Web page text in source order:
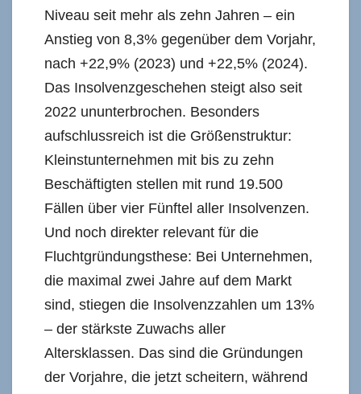
Niveau seit mehr als zehn Jahren – ein
Anstieg von 8,3% gegenüber dem Vorjahr,
nach +22,9% (2023) und +22,5% (2024).
Das Insolvenzgeschehen steigt also seit
2022 ununterbrochen. Besonders
aufschlussreich ist die Größenstruktur:
Kleinstunternehmen mit bis zu zehn
Beschäftigten stellen mit rund 19.500
Fällen über vier Fünftel aller Insolvenzen.
Und noch direkter relevant für die
Fluchtgründungsthese: Bei Unternehmen,
die maximal zwei Jahre auf dem Markt
sind, stiegen die Insolvenzzahlen um 13%
– der stärkste Zuwachs aller
Altersklassen. Das sind die Gründungen
der Vorjahre, die jetzt scheitern, während